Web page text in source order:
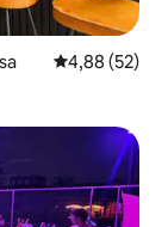
Note
4,88 (52)